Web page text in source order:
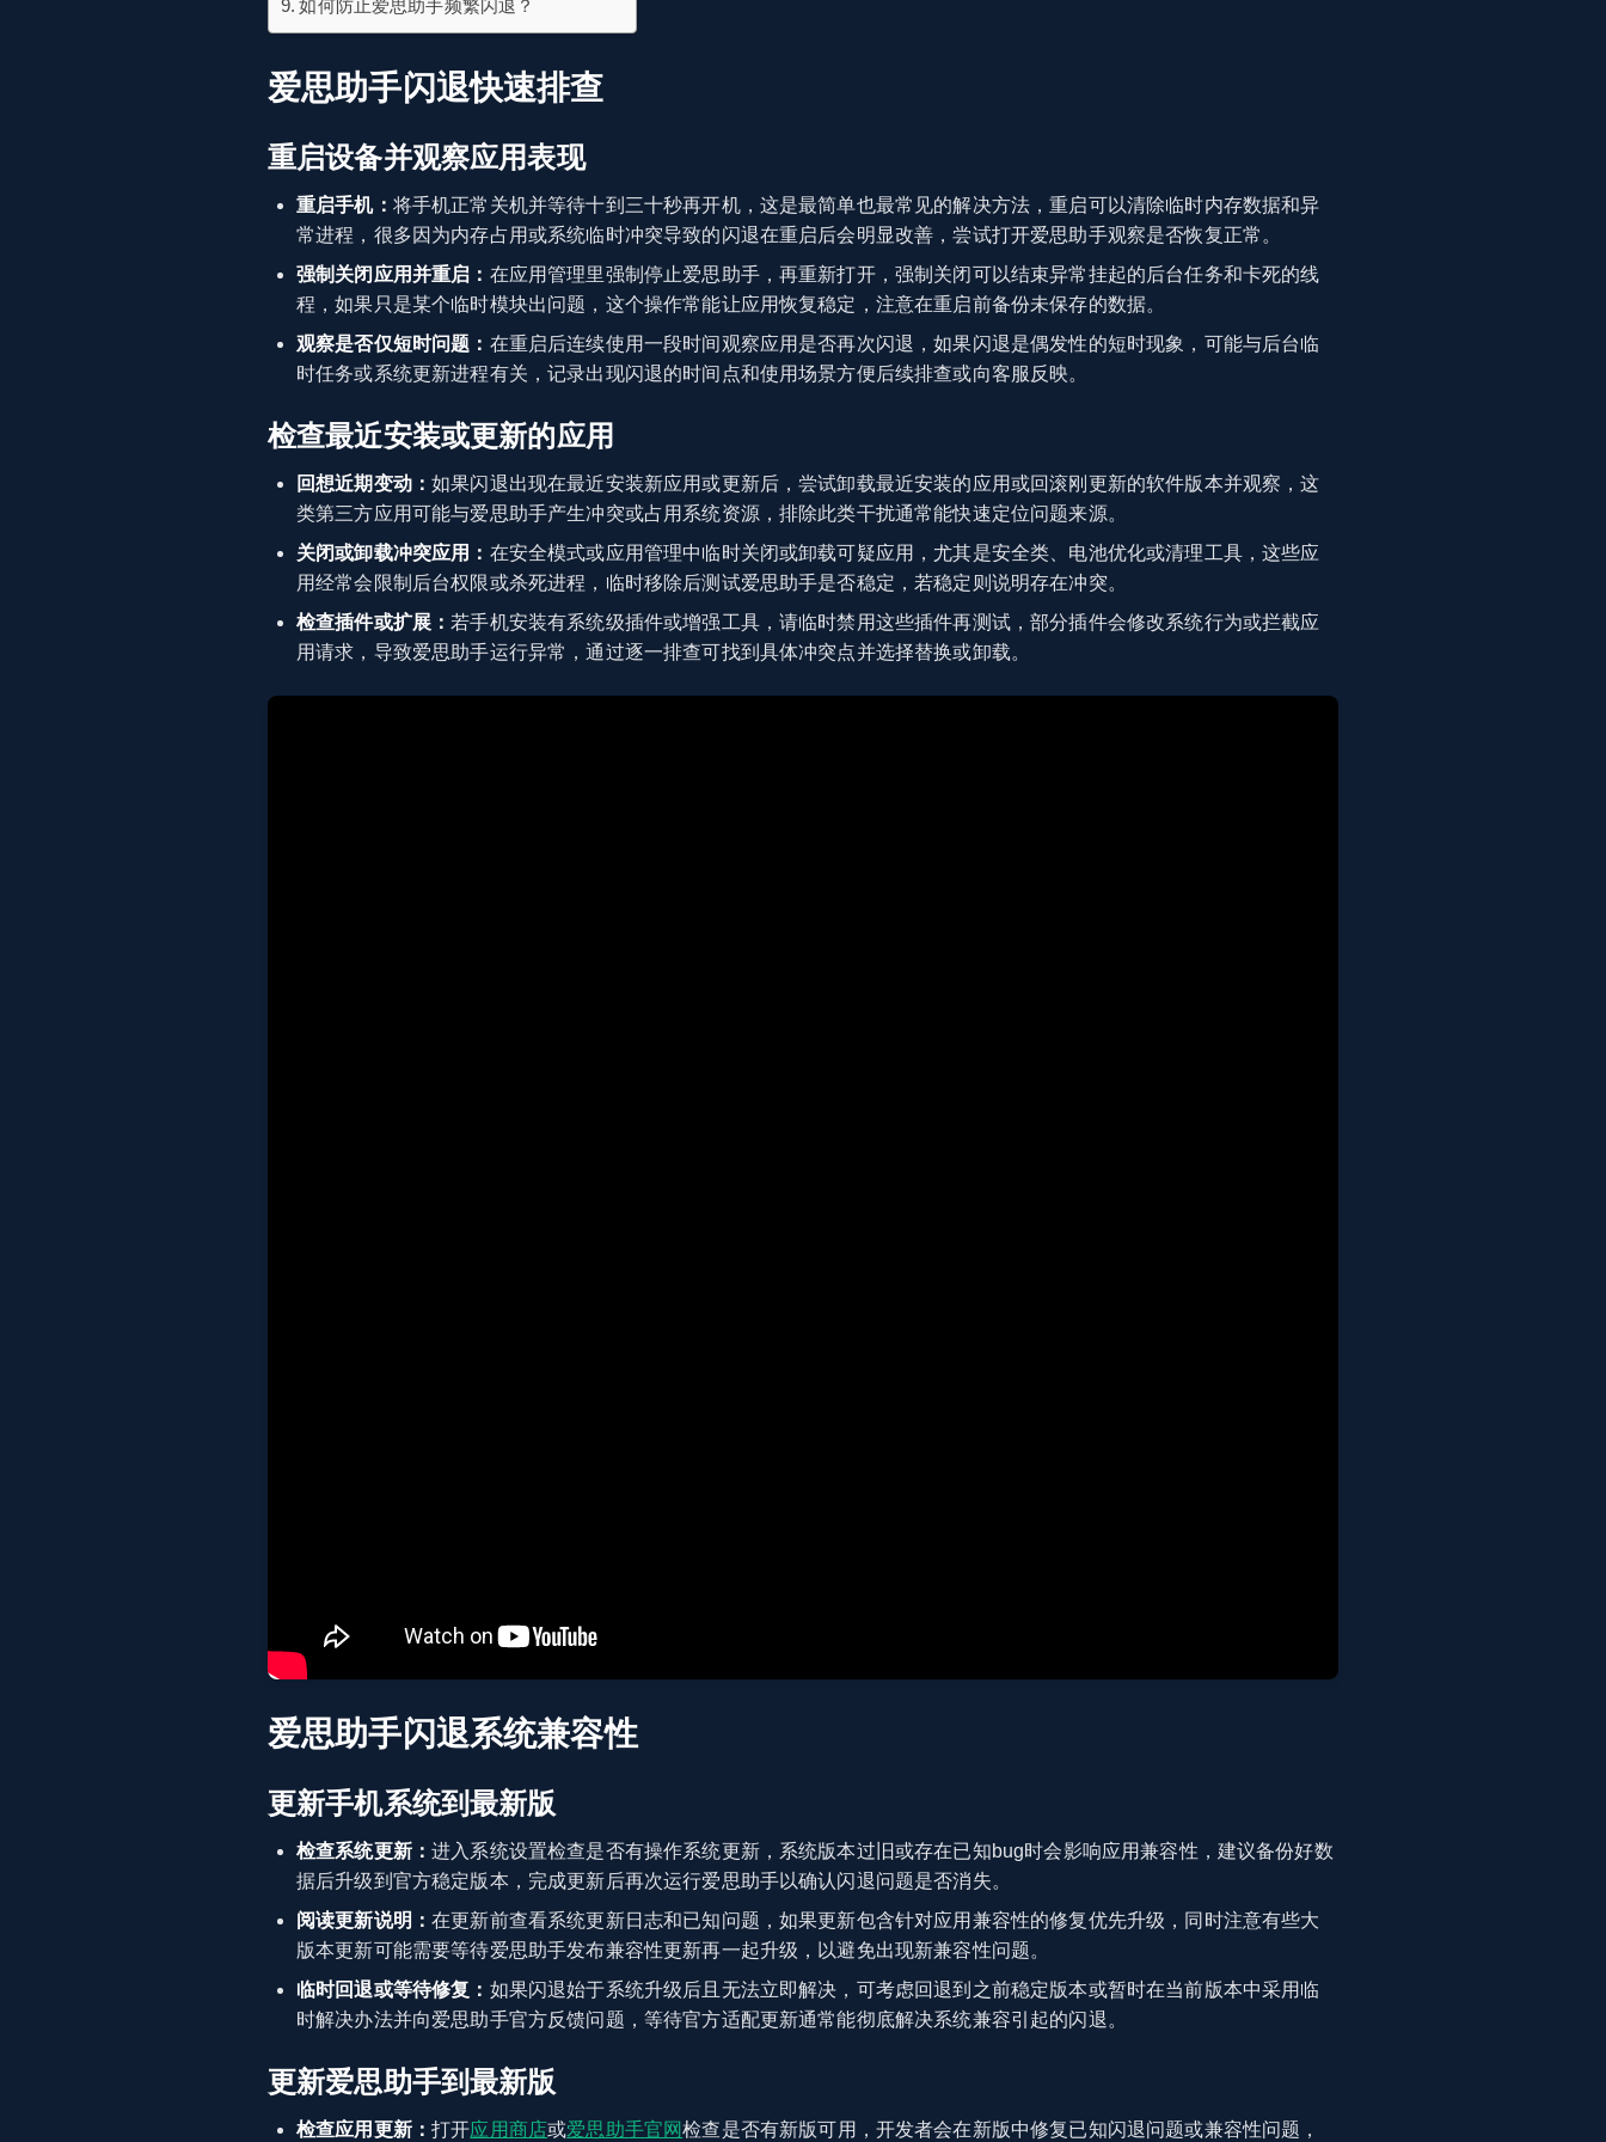
如何防止爱思助手频繁闪退？
爱思助手闪退快速排查
重启设备并观察应用表现
重启手机： 将手机正常关机并等待十到三十秒再开机，这是最简单也最常见的解决方法，重启可以清除临时内存数据和异
常进程，很多因为内存占用或系统临时冲突导致的闪退在重启后会明显改善，尝试打开爱思助手观察是否恢复正常。
强制关闭应用并重启： 在应用管理里强制停止爱思助手，再重新打开，强制关闭可以结束异常挂起的后台任务和卡死的线
程，如果只是某个临时模块出问题，这个操作常能让应用恢复稳定，注意在重启前备份未保存的数据。
观察是否仅短时问题： 在重启后连续使用一段时间观察应用是否再次闪退，如果闪退是偶发性的短时现象，可能与后台临
时任务或系统更新进程有关，记录出现闪退的时间点和使用场景方便后续排查或向客服反映。
检查最近安装或更新的应用
回想近期变动：如果闪退出现在最近安装新应用或更新后，尝试卸载最近安装的应用或回滚刚更新的软件版本并观察，这
类第三方应用可能与爱思助手产生冲突或占用系统资源，排除此类干扰通常能快速定位问题来源。
关闭或卸载冲突应用： 在安全模式或应用管理中临时关闭或卸载可疑应用，尤其是安全类、电池优化或清理工具，这些应
用经常会限制后台权限或杀死进程，临时移除后测试爱思助手是否稳定，若稳定则说明存在冲突。
检查插件或扩展： 若手机安装有系统级插件或增强工具，请临时禁用这些插件再测试，部分插件会修改系统行为或拦截应
用请求，导致爱思助手运行异常，通过逐一排查可找到具体冲突点并选择替换或卸载。
爱思助手闪退系统兼容性
更新手机系统到最新版
检查系统更新：进入系统设置检查是否有操作系统更新，系统版本过旧或存在已知bug时会影响应用兼容性，建议备份好数
据后升级到官方稳定版本，完成更新后再次运行爱思助手以确认闪退问题是否消失。
阅读更新说明：在更新前查看系统更新日志和已知问题，如果更新包含针对应用兼容性的修复优先升级，同时注意有些大
版本更新可能需要等待爱思助手发布兼容性更新再一起升级，以避免出现新兼容性问题。
临时回退或等待修复： 如果闪退始于系统升级后且无法立即解决，可考虑回退到之前稳定版本或暂时在当前版本中采用临
时解决办法并向爱思助手官方反馈问题，等待官方适配更新通常能彻底解决系统兼容引起的闪退。
更新爱思助手到最新版
检查应用更新：打开应用商店或爱思助手官网检查是否有新版可用，开发者会在新版中修复已知闪退问题或兼容性问题，